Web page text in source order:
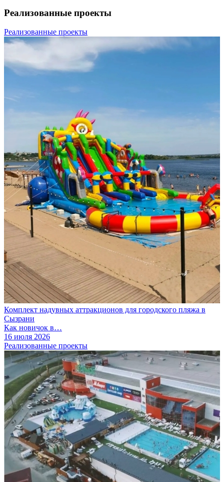
Реализованные проекты
Реализованные проекты
Комплект надувных аттракционов для городского пляжа в
Сызрани
Как новичок в…
16 июля 2026
Реализованные проекты